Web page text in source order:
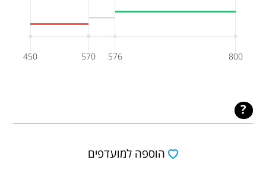
450 570 576 800
הוספה למועדפים